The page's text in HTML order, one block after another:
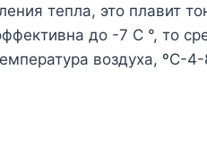
тепла, это плавит
до -7 С °, то
воздуха, ºС-